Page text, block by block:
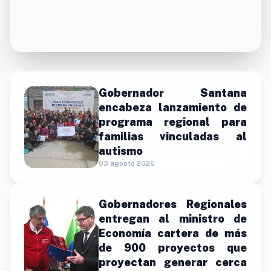
Gobernador Santana
encabeza lanzamiento de
programa regional para
familias vinculadas al
autismo
03 agosto 2026
Gobernadores Regionales
entregan al ministro de
Economía cartera de más
de 900 proyectos que
proyectan generar cerca